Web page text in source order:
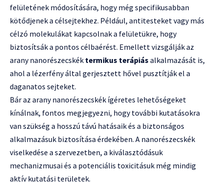
felületének módosítására, hogy még specifikusabban
kötődjenek a célsejtekhez. Például, antitesteket vagy más
célzó molekulákat kapcsolnak a felületükre, hogy
biztosítsák a pontos célbaérést. Emellett vizsgálják az
arany nanorészecskék termikus terápiás alkalmazását is,
ahol a lézerfény által gerjesztett hővel pusztítják el a
daganatos sejteket.
Bár az arany nanorészecskék ígéretes lehetőségeket
kínálnak, fontos megjegyezni, hogy további kutatásokra
van szükség a hosszú távú hatásaik és a biztonságos
alkalmazásuk biztosítása érdekében. A nanorészecskék
viselkedése a szervezetben, a kiválasztódásuk
mechanizmusai és a potenciális toxicitásuk még mindig
aktív kutatási területek.